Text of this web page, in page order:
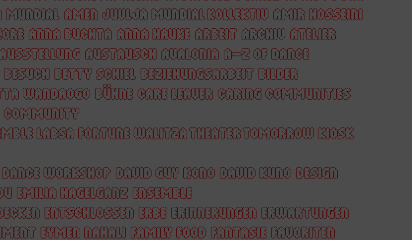
MUNDIAL AMEN JUVLJA MUNDIAL KOLLEKTIV AMIR HOSSEINI
ANNA BUCHTA ANNA HAUKE ARBEIT ARCHIV ATELIER
AUSTAUSCH AVALONIA A–Z OF DANCE
BESUCH BETTY SCHIEL BEZIEHUNGSARBEIT BILDER
WANDAOGO BÜHNE CARE LEAVER CARING COMMUNITIES
COMMUNITY
LABSA FORTUNE WALITZA THEATER TOMORROW KIOSK
DANCE WORKSHOP DAVID GUY KONO DAVID KUNO DESIGN
EMILIA HAGELGANZ ENSEMBLE
ENTSCHLOSSEN ERBE ERINNERUNGEN ERWARTUNGEN
EYMEN NAHALI FAMILY FOOD FANTASIE FAVORITEN